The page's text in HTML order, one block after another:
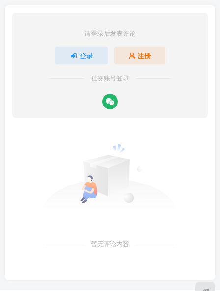
请登录后发表评论
登录 注册
社交账号登录
暂无评论内容